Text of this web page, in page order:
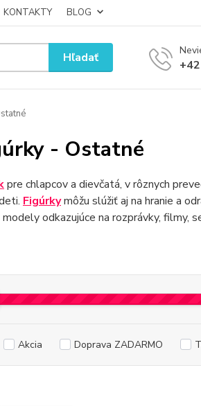
KONTAKTY BLOG
Hľadať
- Ostatné
pre chlapcov a dievčatá, v rôznych
Figúrkymôžu slúžiť aj na hranie a
odkazujúce na rozprávky, filmy,
Akcia Doprava ZADARMO